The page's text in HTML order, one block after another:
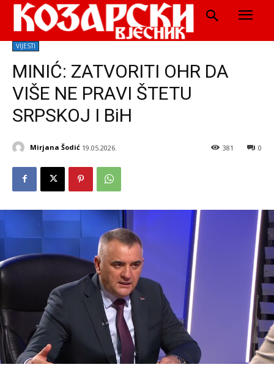
VIJESTI
MINIĆ: ZATVORITI OHR DA
VIŠE NE PRAVI ŠTETU
SRPSKOJ I BiH
Mirjana Šodić 19.05.2026. 0
381